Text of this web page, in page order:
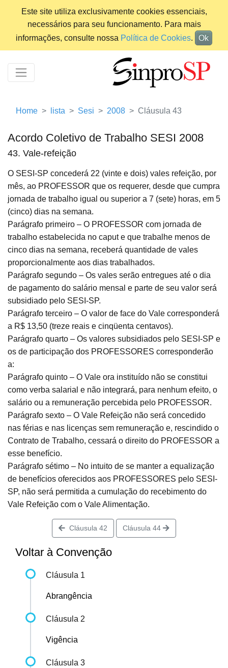
Este site utiliza exclusivamente cookies essenciais,
necessários para seu funcionamento. Para mais
informações, consulte nossa Política de Cookies. Ok
Home lista Sesi 2008 Cláusula 43
Acordo Coletivo de Trabalho SESI 2008
43. Vale-refeição
O SESI-SP concederá 22 (vinte e dois) vales refeição, por
mês, ao PROFESSOR que os requerer, desde que cumpra
jornada de trabalho igual ou superior a 7 (sete) horas, em 5
(cinco) dias na semana.
Parágrafo primeiro – O PROFESSOR com jornada de
trabalho estabelecida no caput e que trabalhe menos de
cinco dias na semana, receberá quantidade de vales
proporcionalmente aos dias trabalhados.
Parágrafo segundo – Os vales serão entregues até o dia
de pagamento do salário mensal e parte de seu valor será
subsidiado pelo SESI-SP.
Parágrafo terceiro – O valor de face do Vale corresponderá
a R$ 13,50 (treze reais e cinqüenta centavos).
Parágrafo quarto – Os valores subsidiados pelo SESI-SP e
os de participação dos PROFESSORES corresponderão
a:
Parágrafo quinto – O Vale ora instituído não se constitui
como verba salarial e não integrará, para nenhum efeito, o
salário ou a remuneração percebida pelo PROFESSOR.
Parágrafo sexto – O Vale Refeição não será concedido
nas férias e nas licenças sem remuneração e, rescindido o
Contrato de Trabalho, cessará o direito do PROFESSOR a
esse benefício.
Parágrafo sétimo – No intuito de se manter a equalização
de benefícios oferecidos aos PROFESSORES pelo SESI-
SP, não será permitida a cumulação do recebimento do
Vale Refeição com o Vale Alimentação.
Cláusula 42 Cláusula 44
Voltar à Convenção
Cláusula 1
Abrangência
Cláusula 2
Vigência
Cláusula 3